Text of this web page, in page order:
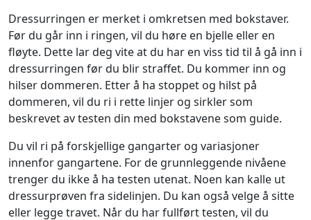
Dressurringen er merket i omkretsen med bokstaver.
Før du går inn i ringen, vil du høre en bjelle eller en
fløyte. Dette lar deg vite at du har en viss tid til å gå inn i
dressurringen før du blir straffet. Du kommer inn og
hilser dommeren. Etter å ha stoppet og hilst på
dommeren, vil du ri i rette linjer og sirkler som
beskrevet av testen din med bokstavene som guide.
Du vil ri på forskjellige gangarter og variasjoner
innenfor gangartene. For de grunnleggende nivåene
trenger du ikke å ha testen utenat. Noen kan kalle ut
dressurprøven fra sidelinjen. Du kan også velge å sitte
eller legge travet. Når du har fullført testen, vil du